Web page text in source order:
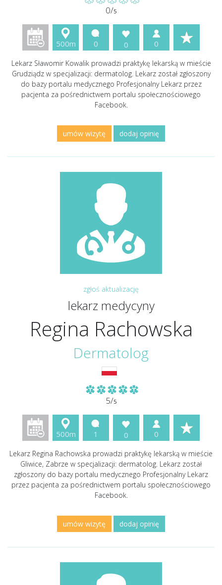
0/5
500m 0 0 0
Lekarz Sławomir Kowalik prowadzi praktykę lekarską w mieście
Grudziądz w specjalizacji: dermatolog. Lekarz został zgłoszony
do bazy portalu medycznego Profesjonalny Lekarz przez
pacjenta za pośrednictwem portalu społecznościowego
Facebook.
umów wizytę dodaj opinię
zgłoś aktualizację
lekarz medycyny
Regina Rachowska
Dermatolog
5/5
500m 1 0 0
Lekarz Regina Rachowska prowadzi praktykę lekarską w mieście
Gliwice, Zabrze w specjalizacji: dermatolog. Lekarz został
zgłoszony do bazy portalu medycznego Profesjonalny Lekarz
przez pacjenta za pośrednictwem portalu społecznościowego
Facebook.
umów wizytę dodaj opinię